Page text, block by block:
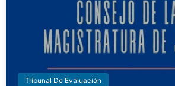
Tribunal De Evaluación